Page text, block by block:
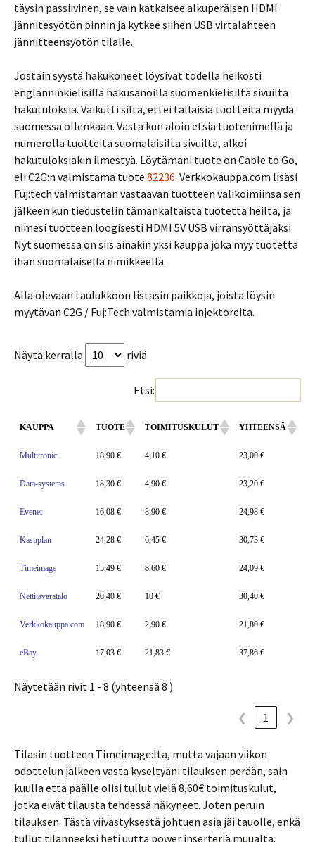
täysin passiivinen, se vain katkaisee alkuperäisen HDMI
jännitesyötön pinnin ja kytkee siihen USB virtalähteen
jännitteensyötön tilalle.
Jostain syystä hakukoneet löysivät todella heikosti
englanninkielisillä hakusanoilla suomenkielisiltä sivuilta
hakutuloksia. Vaikutti siltä, ettei tällaisia tuotteita myydä
suomessa ollenkaan. Vasta kun aloin etsiä tuotenimellä ja
numerolla tuotteita suomalaisilta sivuilta, alkoi
hakutuloksiakin ilmestyä. Löytämäni tuote on Cable to Go,
eli C2G:n valmistama tuote 82236. Verkkokauppa.com lisäsi
Fuj:tech valmistaman vastaavan tuotteen valikoimiinsa sen
jälkeen kun tiedustelin tämänkaltaista tuotetta heiltä, ja
nimesi tuotteen loogisesti HDMI 5V USB virransyöttäjäksi.
Nyt suomessa on siis ainakin yksi kauppa joka myy tuotetta
ihan suomalaisella nimikkeellä.
Alla olevaan taulukkoon listasin paikkoja, joista löysin
myytävän C2G / Fuj:Tech valmistamia injektoreita.
Näytä kerralla riviä
Etsi:
KAUPPA TUOTE TOIMITUSKULUT YHTEENSÄ
Multitronic 18,90 € 4,10 € 23,00 €
Data-systems 18,30 € 4,90 € 23,20 €
Evenet 16,08 € 8,90 € 24,98 €
Kasuplan 24,28 € 6,45 € 30,73 €
Timeimage 15,49 € 8,60 € 24,09 €
Nettitavaratalo 20,40 € 10 € 30,40 €
Verkkokauppa.com 18,90 € 2,90 € 21,80 €
eBay 17,03 € 21,83 € 37,86 €
Näytetään rivit 1 - 8 (yhteensä 8 )
❮ 1 ❯
Tilasin tuotteen Timeimage:lta, mutta vajaan viikon
odottelun jälkeen vasta kyseltyäni tilauksen perään, sain
kuulla että päälle olisi tullut vielä 8,60€ toimituskulut,
jotka eivät tilausta tehdessä näkyneet. Joten peruin
tilauksen. Tästä viivästyksestä johtuen asia jäi tauolle, enkä
tullut tilanneeksi heti uutta power inserteriä muualta.